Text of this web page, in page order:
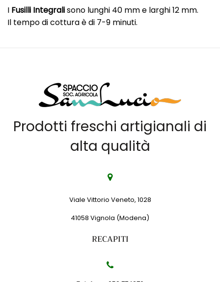
I Fusilli Integralisono lunghi 40 mm e larghi 12 mm.
Il tempo di cottura è di 7-9 minuti.
Prodotti freschi artigianali di
alta qualità
Viale Vittorio Veneto, 1028
41058 Vignola (Modena)
RECAPITI